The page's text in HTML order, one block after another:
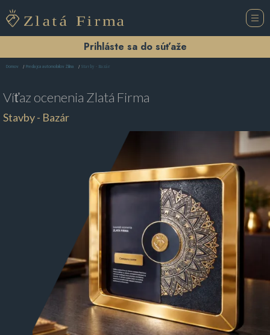
Prihláste sa do súťaže
Domov Predajca automobilov Žilina Stavby - Bazár
Víťaz ocenenia Zlatá Firma
Stavby - Bazár